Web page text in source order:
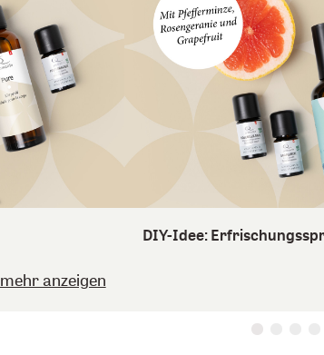
mehr anzeigen
DIY-Idee: